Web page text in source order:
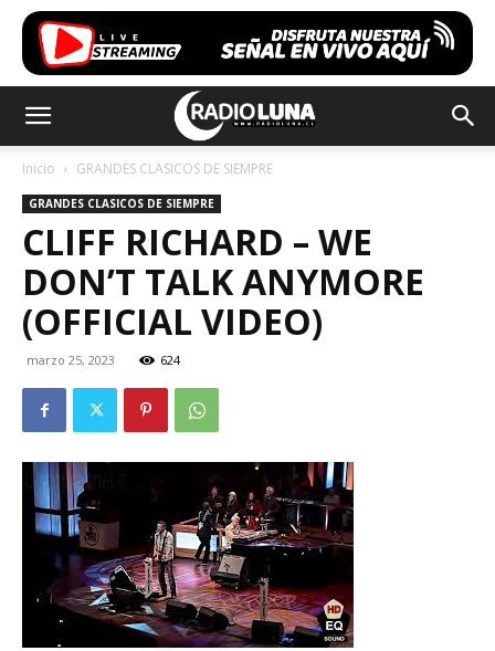
Inicio GRANDES CLASICOS DE SIEMPRE
GRANDES CLASICOS DE SIEMPRE
CLIFF RICHARD – WE
DON’T TALK ANYMORE
(OFFICIAL VIDEO)
marzo 25, 2023 624